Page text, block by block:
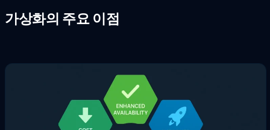
가상화의 주요 이점